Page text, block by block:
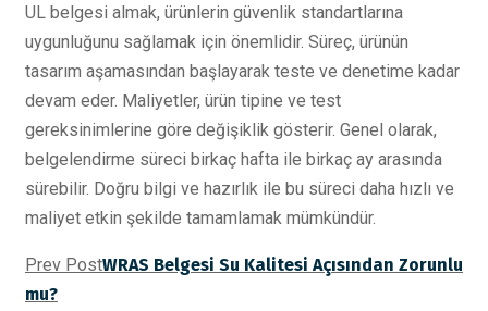
UL belgesi almak, ürünlerin güvenlik standartlarına
uygunluğunu sağlamak için önemlidir. Süreç, ürünün
tasarım aşamasından başlayarak teste ve denetime kadar
devam eder. Maliyetler, ürün tipine ve test
gereksinimlerine göre değişiklik gösterir. Genel olarak,
belgelendirme süreci birkaç hafta ile birkaç ay arasında
sürebilir. Doğru bilgi ve hazırlık ile bu süreci daha hızlı ve
maliyet etkin şekilde tamamlamak mümkündür.
Prev PostWRAS Belgesi Su Kalitesi Açısından Zorunlu
mu?